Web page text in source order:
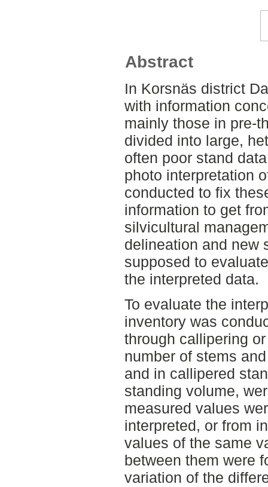
Abstract
In Korsnäs district
with information
mainly those in pre-
divided into large,
often poor stand
photo interpretation
conducted to fix
information to get
silvicultural
delineation and new
supposed to
the interpreted data.
To evaluate the
inventory was
through callipering
number of stems
and in callipered
standing volume,
measured values
interpreted, or from
values of the same
between them were
variation of the